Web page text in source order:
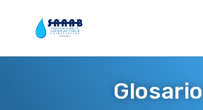
Glosario